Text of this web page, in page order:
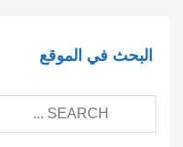
البحث في الموقع